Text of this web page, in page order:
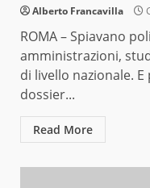
Alberto Francavilla
ROMA – Spiavano
amministrazioni,
di livello nazionale.
dossier...
Read More